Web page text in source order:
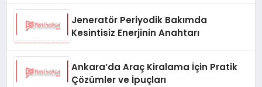
Jeneratör Periyodik Bakımda
Kesintisiz Enerjinin Anahtarı
Ankara’da Araç Kiralama İçin Pratik
Çözümler ve İpuçları